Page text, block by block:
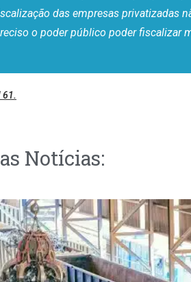
das empresas privatizadas
o poder público poder fiscalizar
61.
Notícias: